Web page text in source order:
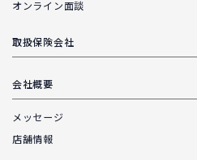
オンライン面談
取扱保険会社
会社概要
メッセージ
店舗情報